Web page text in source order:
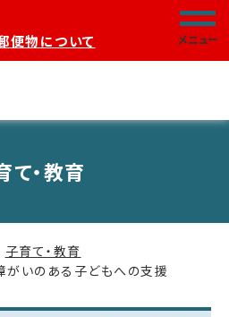
便物について
メニュー
て・教育
子育て・教育
がいのある子どもへの支援